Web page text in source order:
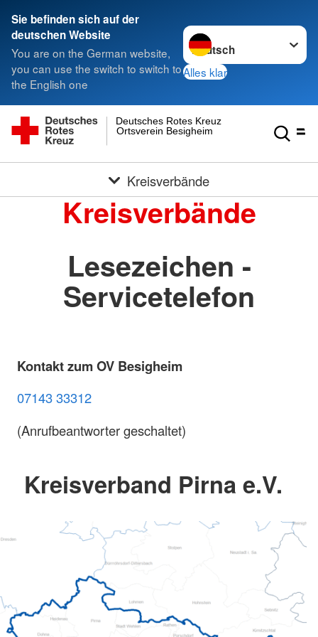
Sie befinden sich auf der
deutschen Website
You are on the German website,
you can use the switch to switch to
the English one
Sprache wechseln zu
Alles klar
Ortsverein Besigheim
Deutsches Rotes Kreuz
Kreisverbände
Kreisverbände
Lesezeichen -
Servicetelefon
Kontakt zum OV Besigheim
07143 33312
(Anrufbeantworter geschaltet)
Kreisverband Pirna e.V.